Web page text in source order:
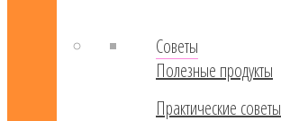
Советы
Полезные продукты
Практические советы